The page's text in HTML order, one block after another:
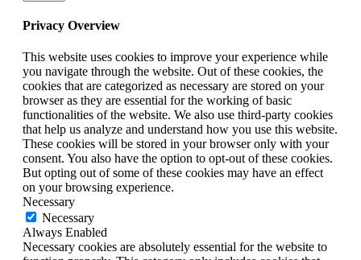
Privacy Overview
This website uses cookies to improve your experience while
you navigate through the website. Out of these cookies, the
cookies that are categorized as necessary are stored on your
browser as they are essential for the working of basic
functionalities of the website. We also use third-party cookies
that help us analyze and understand how you use this website.
These cookies will be stored in your browser only with your
consent. You also have the option to opt-out of these cookies.
But opting out of some of these cookies may have an effect
on your browsing experience.
Necessary
Necessary
Always Enabled
Necessary cookies are absolutely essential for the website to